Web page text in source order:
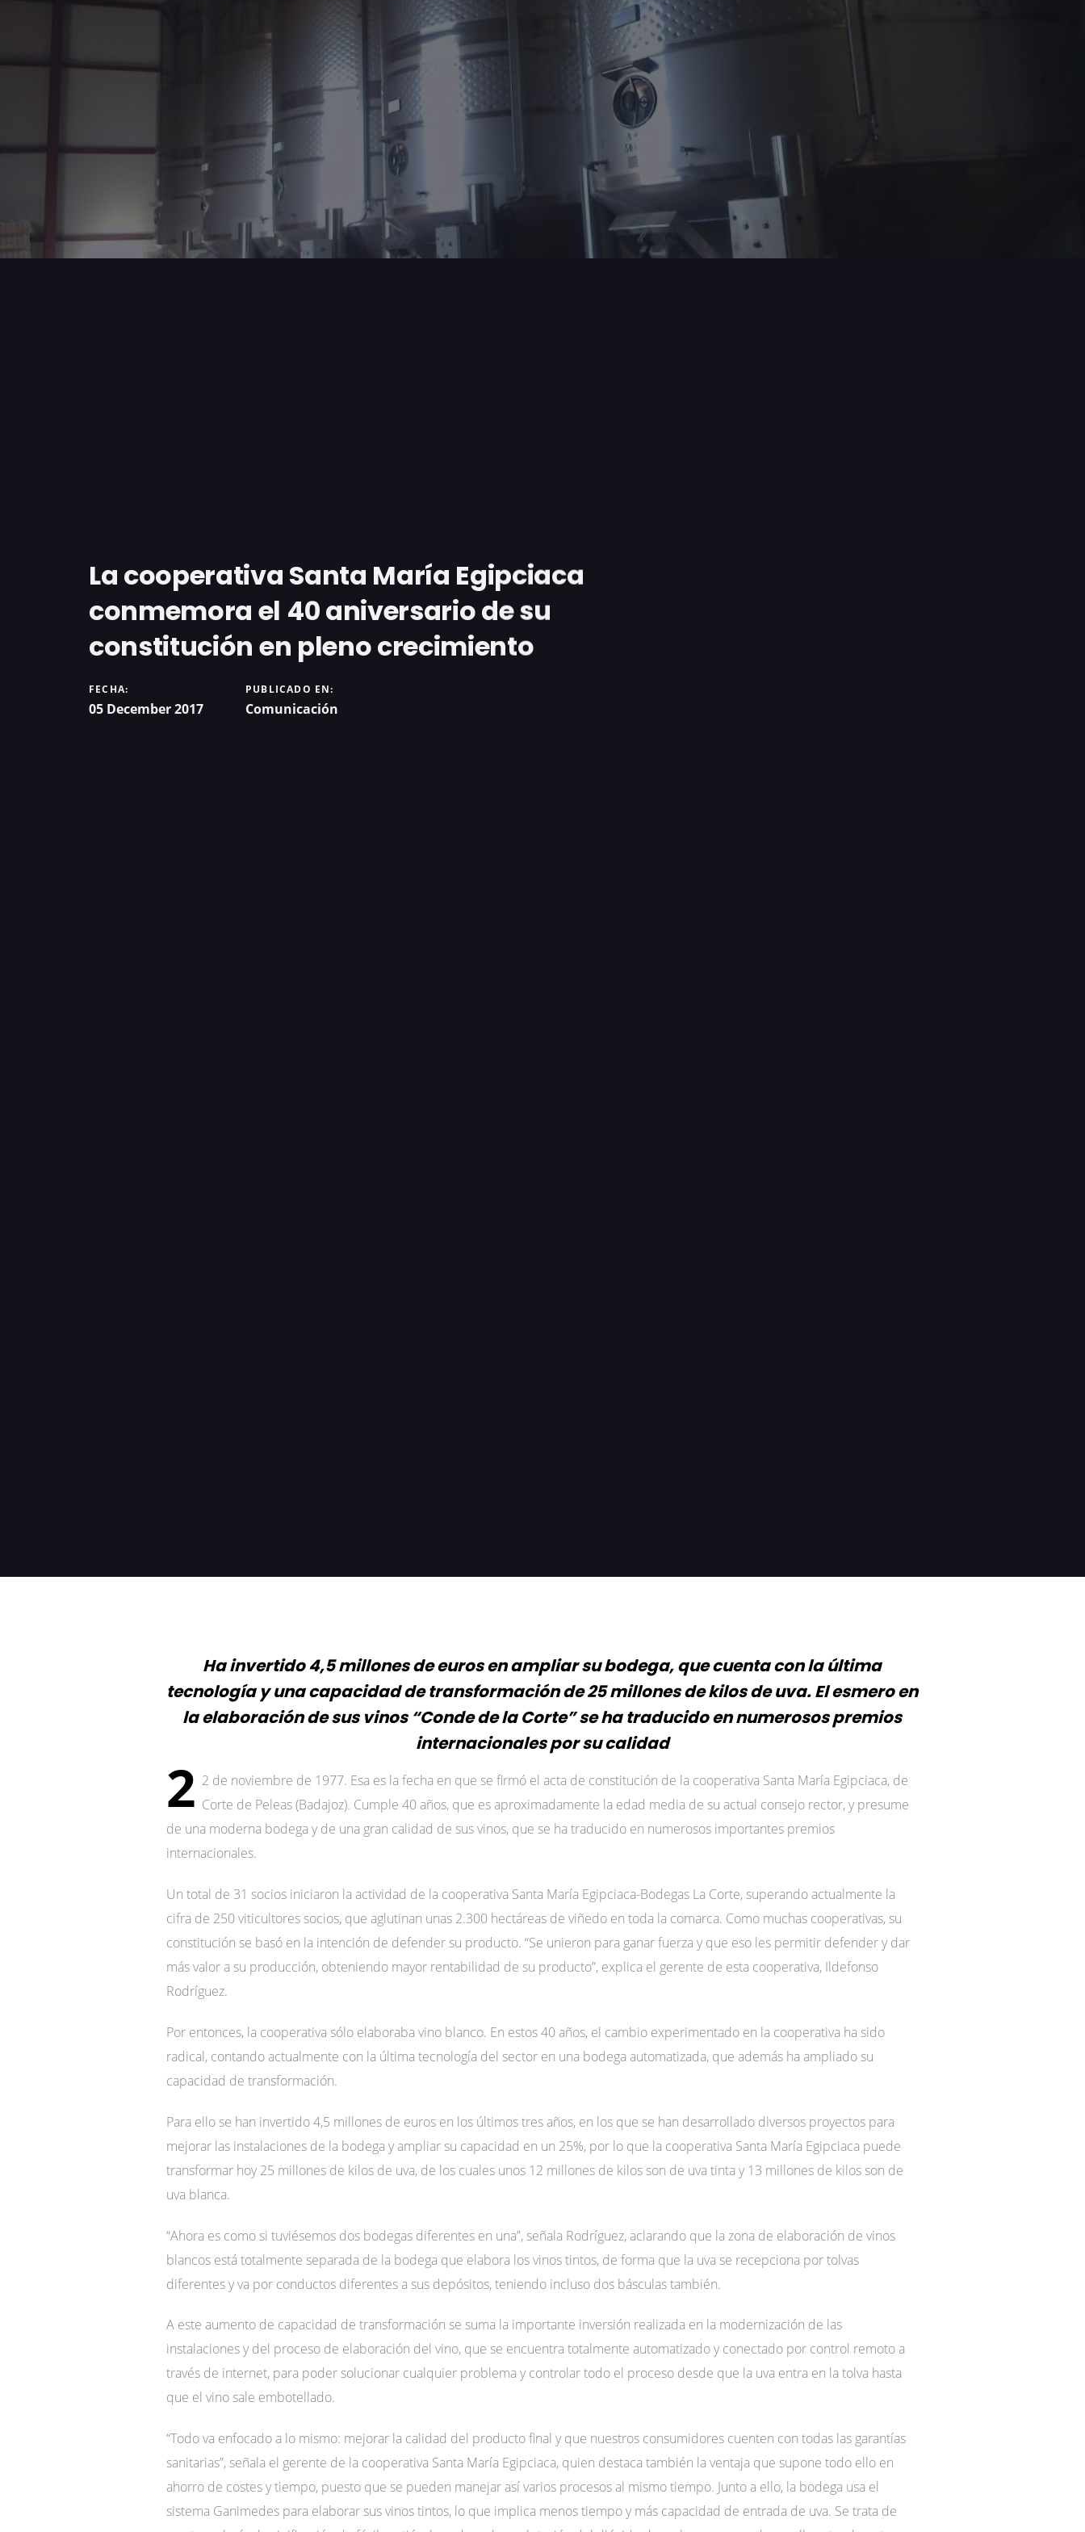
La cooperativa Santa María Egipciaca
conmemora el 40 aniversario de su
constitución en pleno crecimiento
FECHA:
05 December 2017
PUBLICADO EN:
Comunicación
Ha invertido 4,5 millones de euros en ampliar su bodega, que cuenta con la última
tecnología y una capacidad de transformación de 25 millones de kilos de uva. El esmero en
la elaboración de sus vinos “Conde de la Corte” se ha traducido en numerosos premios
internacionales por su calidad
2 2 de noviembre de 1977. Esa es la fecha en que se firmó el acta de constitución de la cooperativa Santa María Egipciaca, de
Corte de Peleas (Badajoz). Cumple 40 años, que es aproximadamente la edad media de su actual consejo rector, y presume
de una moderna bodega y de una gran calidad de sus vinos, que se ha traducido en numerosos importantes premios
internacionales.
Un total de 31 socios iniciaron la actividad de la cooperativa Santa María Egipciaca-Bodegas La Corte, superando actualmente la
cifra de 250 viticultores socios, que aglutinan unas 2.300 hectáreas de viñedo en toda la comarca. Como muchas cooperativas, su
constitución se basó en la intención de defender su producto. “Se unieron para ganar fuerza y que eso les permitir defender y dar
más valor a su producción, obteniendo mayor rentabilidad de su producto”, explica el gerente de esta cooperativa, Ildefonso
Rodríguez.
Por entonces, la cooperativa sólo elaboraba vino blanco. En estos 40 años, el cambio experimentado en la cooperativa ha sido
radical, contando actualmente con la última tecnología del sector en una bodega automatizada, que además ha ampliado su
capacidad de transformación.
Para ello se han invertido 4,5 millones de euros en los últimos tres años, en los que se han desarrollado diversos proyectos para
mejorar las instalaciones de la bodega y ampliar su capacidad en un 25%, por lo que la cooperativa Santa María Egipciaca puede
transformar hoy 25 millones de kilos de uva, de los cuales unos 12 millones de kilos son de uva tinta y 13 millones de kilos son de
uva blanca.
“Ahora es como si tuviésemos dos bodegas diferentes en una”, señala Rodríguez, aclarando que la zona de elaboración de vinos
blancos está totalmente separada de la bodega que elabora los vinos tintos, de forma que la uva se recepciona por tolvas
diferentes y va por conductos diferentes a sus depósitos, teniendo incluso dos básculas también.
A este aumento de capacidad de transformación se suma la importante inversión realizada en la modernización de las
instalaciones y del proceso de elaboración del vino, que se encuentra totalmente automatizado y conectado por control remoto a
través de internet, para poder solucionar cualquier problema y controlar todo el proceso desde que la uva entra en la tolva hasta
que el vino sale embotellado.
“Todo va enfocado a lo mismo: mejorar la calidad del producto final y que nuestros consumidores cuenten con todas las garantías
sanitarias”, señala el gerente de la cooperativa Santa María Egipciaca, quien destaca también la ventaja que supone todo ello en
ahorro de costes y tiempo, puesto que se pueden manejar así varios procesos al mismo tiempo. Junto a ello, la bodega usa el
sistema Ganimedes para elaborar sus vinos tintos, lo que implica menos tiempo y más capacidad de entrada de uva. Se trata de